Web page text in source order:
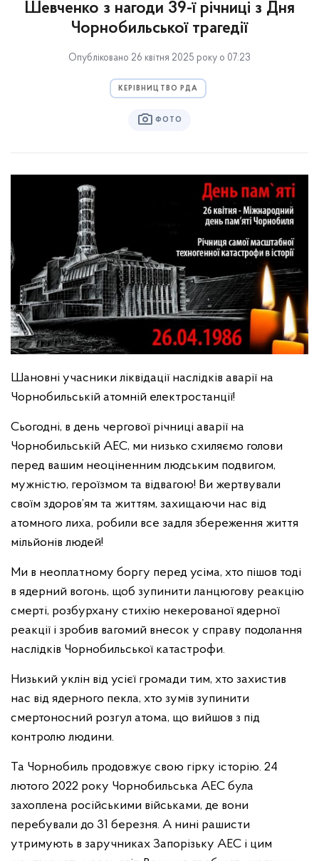
Шевченко з нагоди 39-ї річниці з Дня
Чорнобильської трагедії
Опубліковано 26 квітня 2025 року о 07:23
КЕРІВНИЦТВО РДА
ФОТО
Шановні учасники ліквідації наслідків аварії на
Чорнобильській атомній електростанції!
Сьогодні, в день чергової річниці аварії на
Чорнобильській АЕС, ми низько схиляємо голови
перед вашим неоціненним людським подвигом,
мужністю, героїзмом та відвагою! Ви жертвували
своїм здоров’ям та життям, захищаючи нас від
атомного лиха, робили все задля збереження життя
мільйонів людей!
Ми в неоплатному боргу перед усіма, хто пішов тоді
в ядерний вогонь, щоб зупинити ланцюгову реакцію
смерті, розбурхану стихію некерованої ядерної
реакції і зробив вагомий внесок у справу подолання
наслідків Чорнобильської катастрофи.
Низький уклін від усієї громади тим, хто захистив
нас від ядерного пекла, хто зумів зупинити
смертоносний розгул атома, що вийшов з під
контролю людини.
Та Чорнобиль продовжує свою гірку історію. 24
лютого 2022 року Чорнобильська АЕС була
захоплена російськими військами, де вони
перебували до 31 березня. А нині рашисти
утримують в заручниках Запорізьку АЕС і цим